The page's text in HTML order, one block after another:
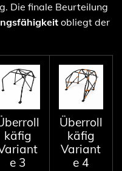
Die finale Beurteilung
obliegt der
käfig
e 3
Überroll
käfig
Variant
e 4